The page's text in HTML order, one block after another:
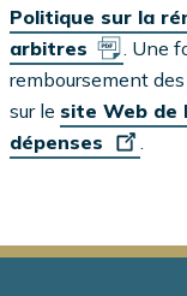
Politique sur la
arbitres
. Une
remboursement
sur le site Web de
dépenses
.